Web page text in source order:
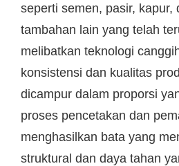
seperti semen, pasir, kapur,
tambahan lain yang telah
melibatkan teknologi
konsistensi dan kualitas
dicampur dalam proporsi
proses pencetakan dan
menghasilkan bata yang
struktural dan daya tahan